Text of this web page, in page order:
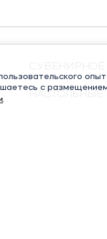
НАСТОЛЬНЫЕ
с
.